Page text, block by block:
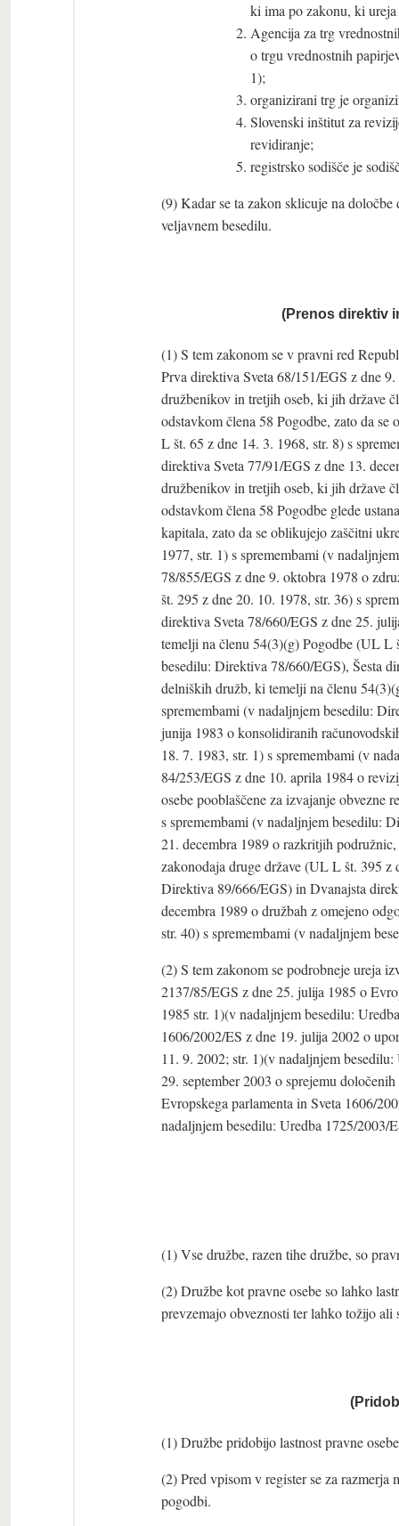
ki ima po zakonu, ki
Agencija za trg
o trgu vrednostnih
1);
organizirani trg je
Slovenski inštitut za
revidiranje;
registrsko sodišče je
(9) Kadar se ta zakon sklicuje na
veljavnem besedilu.
(Prenos direktiv
(1) S tem zakonom se v pravni red
Prva direktiva Sveta 68/151/EGS z dne
družbenikov in tretjih oseb, ki jih države
odstavkom člena 58 Pogodbe, zato da
L št. 65 z dne 14. 3. 1968, str. 8) s
direktiva Sveta 77/91/EGS z dne 13.
družbenikov in tretjih oseb, ki jih države
odstavkom člena 58 Pogodbe glede
kapitala, zato da se oblikujejo zaščitni
1977, str. 1) s spremembami (v
78/855/EGS z dne 9. oktobra 1978 o
št. 295 z dne 20. 10. 1978, str. 36) s
direktiva Sveta 78/660/EGS z dne 25.
temelji na členu 54(3)(g) Pogodbe (UL L
besedilu: Direktiva 78/660/EGS), Šesta
delniških družb, ki temelji na členu
spremembami (v nadaljnjem besedilu:
junija 1983 o konsolidiranih
18. 7. 1983, str. 1) s spremembami (v
84/253/EGS z dne 10. aprila 1984 o
osebe pooblaščene za izvajanje
s spremembami (v nadaljnjem besedilu:
21. decembra 1989 o razkritjih
zakonodaja druge države (UL L št. 395 z
Direktiva 89/666/EGS) in Dvanajsta
decembra 1989 o družbah z omejeno
str. 40) s spremembami (v nadaljnjem
(2) S tem zakonom se podrobneje ureja
2137/85/EGS z dne 25. julija 1985 o
1985 str. 1)(v nadaljnjem besedilu:
1606/2002/ES z dne 19. julija 2002 o
11. 9. 2002; str. 1)(v nadaljnjem
29. september 2003 o sprejemu
Evropskega parlamenta in Sveta 1606/
nadaljnjem besedilu: Uredba 1725/2003/
(1) Vse družbe, razen tihe družbe, so
(2) Družbe kot pravne osebe so lahko
prevzemajo obveznosti ter lahko tožijo ali
(1) Družbe pridobijo lastnost pravne
(2) Pred vpisom v register se za
pogodbi.